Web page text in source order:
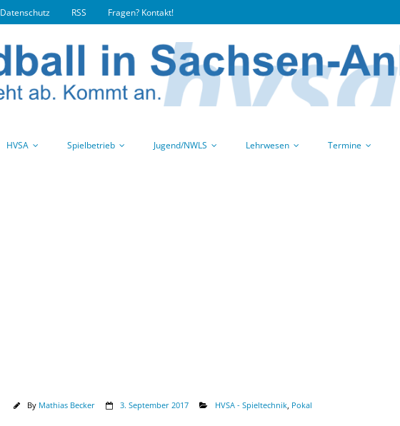
Datenschutz RSS Fragen? Kontakt!
HVSA Spielbetrieb Jugend/NWLS Lehrwesen Termine
By Mathias Becker 3. September 2017 HVSA - Spieltechnik, Pokal